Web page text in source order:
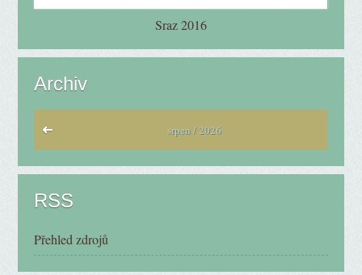
Sraz 2016
Archiv
srpen / 2026
RSS
Přehled zdrojů